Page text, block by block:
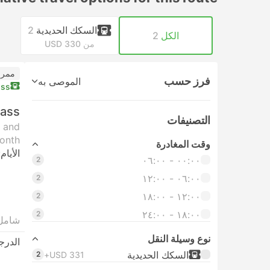
الكل 2 السكك الحديدية 2
من USD 330
فرز حسب الموصى به
التصنيفات
وقت المغادرة
٠٠:٠٠ ‏- ٠٦:٠٠
2
٠٦:٠٠ ‏- ١٢:٠٠ 2
١٢:٠٠ ‏- ١٨:٠٠ 2
١٨:٠٠ ‏-‏ ٢٤:٠٠ 2
نوع وسيلة النقل
السكك الحديدية
USD 331+
2
ممر